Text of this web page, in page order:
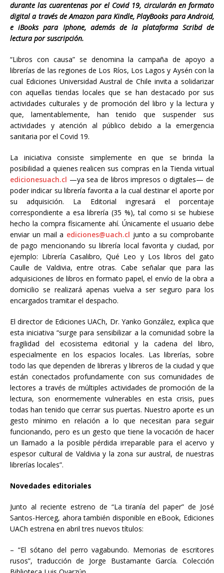
durante las cuarentenas por el Covid 19, circularán en formato
digital a través de Amazon para Kindle, PlayBooks para Android,
e iBooks para Iphone, además de la plataforma Scribd de
lectura por suscripción.
“Libros con causa” se denomina la campaña de apoyo a
librerías de las regiones de Los Ríos, Los Lagos y Aysén con la
cual Ediciones Universidad Austral de Chile invita a solidarizar
con aquellas tiendas locales que se han destacado por sus
actividades culturales y de promoción del libro y la lectura y
que, lamentablemente, han tenido que suspender sus
actividades y atención al público debido a la emergencia
sanitaria por el Covid 19.
La iniciativa consiste simplemente en que se brinda la
posibilidad a quienes realicen sus compras en la Tienda virtual
edicionesuach.cl —ya sea de libros impresos o digitales— de
poder indicar su librería favorita a la cual destinar el aporte por
su adquisición. La Editorial ingresará el porcentaje
correspondiente a esa librería (35 %), tal como si se hubiese
hecho la compra físicamente ahí. Únicamente el usuario debe
enviar un mail a ediciones@uach.cl junto a su comprobante
de pago mencionando su librería local favorita y ciudad, por
ejemplo: Librería Casalibro, Qué Leo y Los libros del gato
Caulle de Valdivia, entre otras. Cabe señalar que para las
adquisiciones de libros en formato papel, el envío de la obra a
domicilio se realizará apenas vuelva a ser seguro para los
encargados tramitar el despacho.
El director de Ediciones UACh, Dr. Yanko González, explica que
esta iniciativa “surge para sensibilizar a la comunidad sobre la
fragilidad del ecosistema editorial y la cadena del libro,
especialmente en los espacios locales. Las librerías, sobre
todo las que dependen de libreras y libreros de la ciudad y que
están conectados profundamente con sus comunidades de
lectores a través de múltiples actividades de promoción de la
lectura, son enormemente vulnerables en esta crisis, pues
todas han tenido que cerrar sus puertas. Nuestro aporte es un
gesto mínimo en relación a lo que necesitan para seguir
funcionando, pero es un gesto que tiene la vocación de hacer
un llamado a la posible pérdida irreparable para el acervo y
espesor cultural de Valdivia y la zona sur austral, de nuestras
librerías locales”.
Novedades editoriales
Junto al reciente estreno de “La tiranía del paper” de José
Santos-Herceg, ahora también disponible en eBook, Ediciones
UACh estrena en abril tres nuevos títulos:
– “El sótano del perro vagabundo. Memorias de escritores
rusos”, traducción de Jorge Bustamante García. Colección